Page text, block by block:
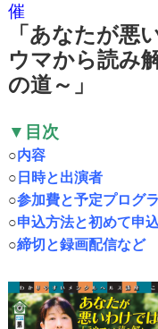
催
「あなたが
ウマから読み
の道～ 」
▼ 目次
○内容
○ 日時と出演者
○参加費と予定プログ
○申込方法と初めて申
○締切と録画配信など